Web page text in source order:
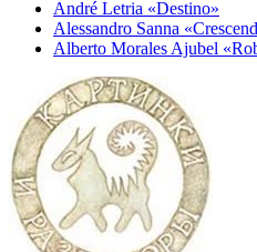
André Letria «Destino»
Alessandro Sanna
Alberto Morales Ajubel